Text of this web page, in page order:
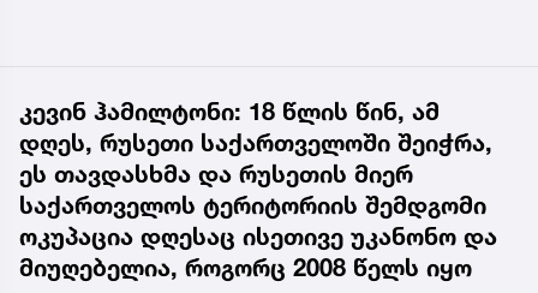
კევინ ჰამილტონი: 18 წლის წინ, ამ
დღეს, რუსეთი საქართველოში შეიჭრა,
ეს თავდასხმა და რუსეთის მიერ
საქართველოს ტერიტორიის შემდგომი
ოკუპაცია დღესაც ისეთივე უკანონო და
მიუღებელია, როგორც 2008 წელს იყო